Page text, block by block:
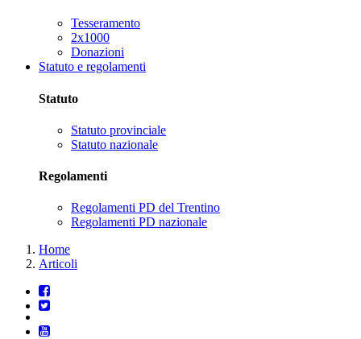
Tesseramento
2x1000
Donazioni
Statuto e regolamenti
Statuto
Statuto provinciale
Statuto nazionale
Regolamenti
Regolamenti PD del Trentino
Regolamenti PD nazionale
Home
Articoli